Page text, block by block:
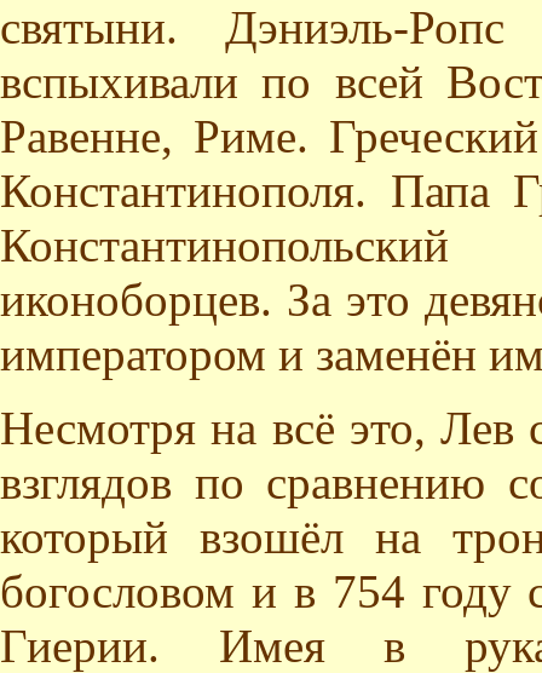
святыни. Дэниэль-
вспыхивали по всей
Равенне, Риме.
Константинополя. Папа
иконоборцев. За это
императором и заменён
Несмотря на всё это, Лев
взглядов по сравнению
который взошёл на
богословом и в 754 году
Гиерии. Имея в